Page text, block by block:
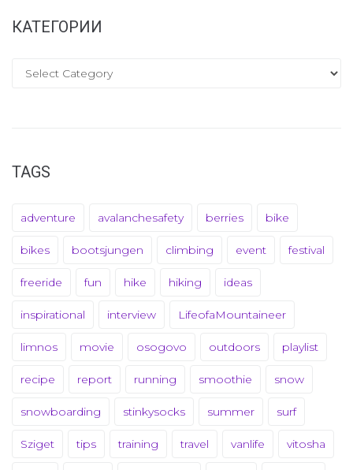
КАТЕГОРИИ
TAGS
adventure avalanchesafety berries bike
bikes bootsjungen climbing event festival
freeride fun hike hiking ideas
inspirational interview LifeofaMountaineer
limnos movie osogovo outdoors playlist
recipe report running smoothie snow
snowboarding stinkysocks summer surf
Sziget tips training travel vanlife vitosha